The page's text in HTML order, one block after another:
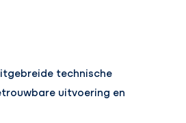
technische
uitvoering en